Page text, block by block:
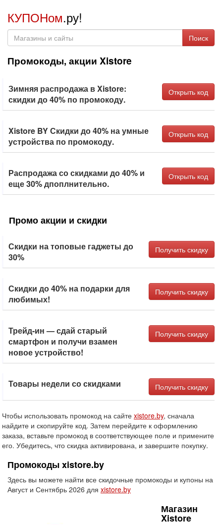
КУПОНом.ру!
Поиск
Промокоды, акции Xistore
Зимняя распродажа в Xistore:
скидки до 40% по промокоду.
Открыть код
Xistore BY Скидки до 40% на умные
устройства по промокоду.
Открыть код
Распродажа со скидками до 40% и
еще 30% дпоплнительно.
Открыть код
Промо акции и скидки
Скидки на топовые гаджеты до
30%
Получить скидку
Скидки до 40% на подарки для
любимых!
Получить скидку
Трейд-ин — сдай старый
смартфон и получи взамен
новое устройство!
Получить скидку
Товары недели со скидками Получить скидку
Чтобы использовать промокод на сайте xistore.by, сначала
найдите и скопируйте код. Затем перейдите к оформлению
заказа, вставьте промокод в соответствующее поле и примените
его. Убедитесь, что скидка активирована, и завершите покупку.
Промокоды xistore.by
Здесь вы можете найти все скидочные промокоды и купоны на
Август и Сентябрь 2026 для xistore.by
Магазин
Xistore